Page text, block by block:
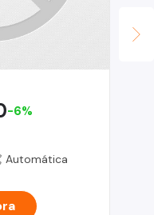
-6%
Automática